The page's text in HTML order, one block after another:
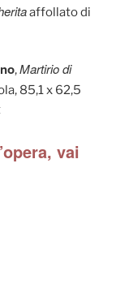
affollato di
,Martirio di
85,1 x 62,5
vai